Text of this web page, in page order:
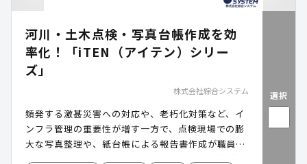
河川・土木点検・写真台帳作成を効
率化！「iTEN（アイテン）シリー
ズ」
株式会社綜合システム
頻発する激甚災害への対応や、老朽化対策など、イ
ンフラ管理の重要性が増す一方で、点検現場での膨
大な写真整理や、紙台帳による報告書作成が職員様
の大きな負担になっていないでしょうか。弊社が提
選択